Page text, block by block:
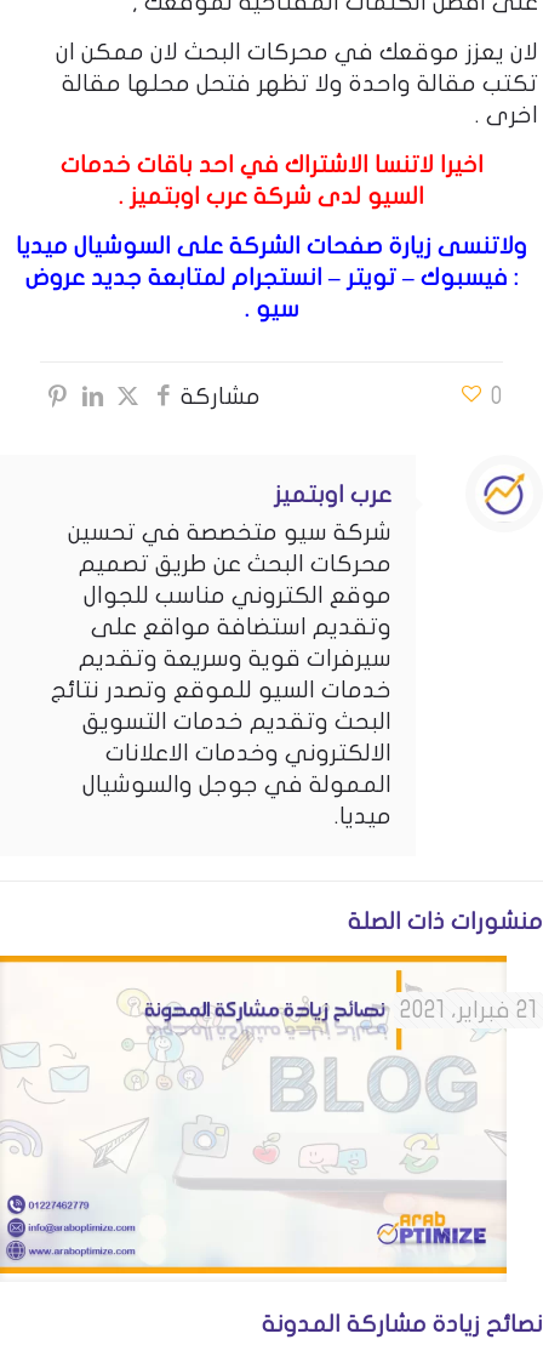
لان يعزز موقعك في محركات البحث لان ممكن ان
تكتب مقالة واحدة ولا تظهر فتحل محلها مقالة
اخرى .
اخيرا لاتنسا الاشتراك في احد باقات خدمات
السيو لدى شركة عرب اوبتميز .
ولاتنسى زيارة صفحات الشركة على السوشيال ميديا
: فيسبوك –تويتر – انستجرام لمتابعة جديد عروض
سيو .
مشاركة 0
عرب اوبتميز
شركة سيو متخصصة في تحسين
محركات البحث عن طريق تصميم
موقع الكتروني مناسب للجوال
وتقديم استضافة مواقع على
سيرفرات قوية وسريعة وتقديم
خدمات السيو للموقع وتصدر نتائج
البحث وتقديم خدمات التسويق
الالكتروني وخدمات الاعلانات
الممولة في جوجل والسوشيال
ميديا.
منشورات ذات الصلة
21 فبراير، 2021
نصائح زيادة مشاركة المدونة